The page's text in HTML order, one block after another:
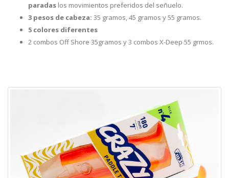
paradas los movimientos preferidos del señuelo.
3 pesos de cabeza: 35 gramos, 45 gramos y 55 gramos.
5 colores diferentes
2 combos Off Shore 35gramos y 3 combos X-Deep 55 grmos.